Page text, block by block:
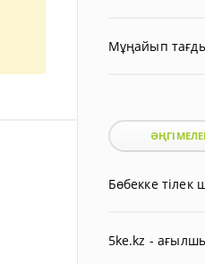
Мұңайып
Бөбекке тілек
5ke.kz -